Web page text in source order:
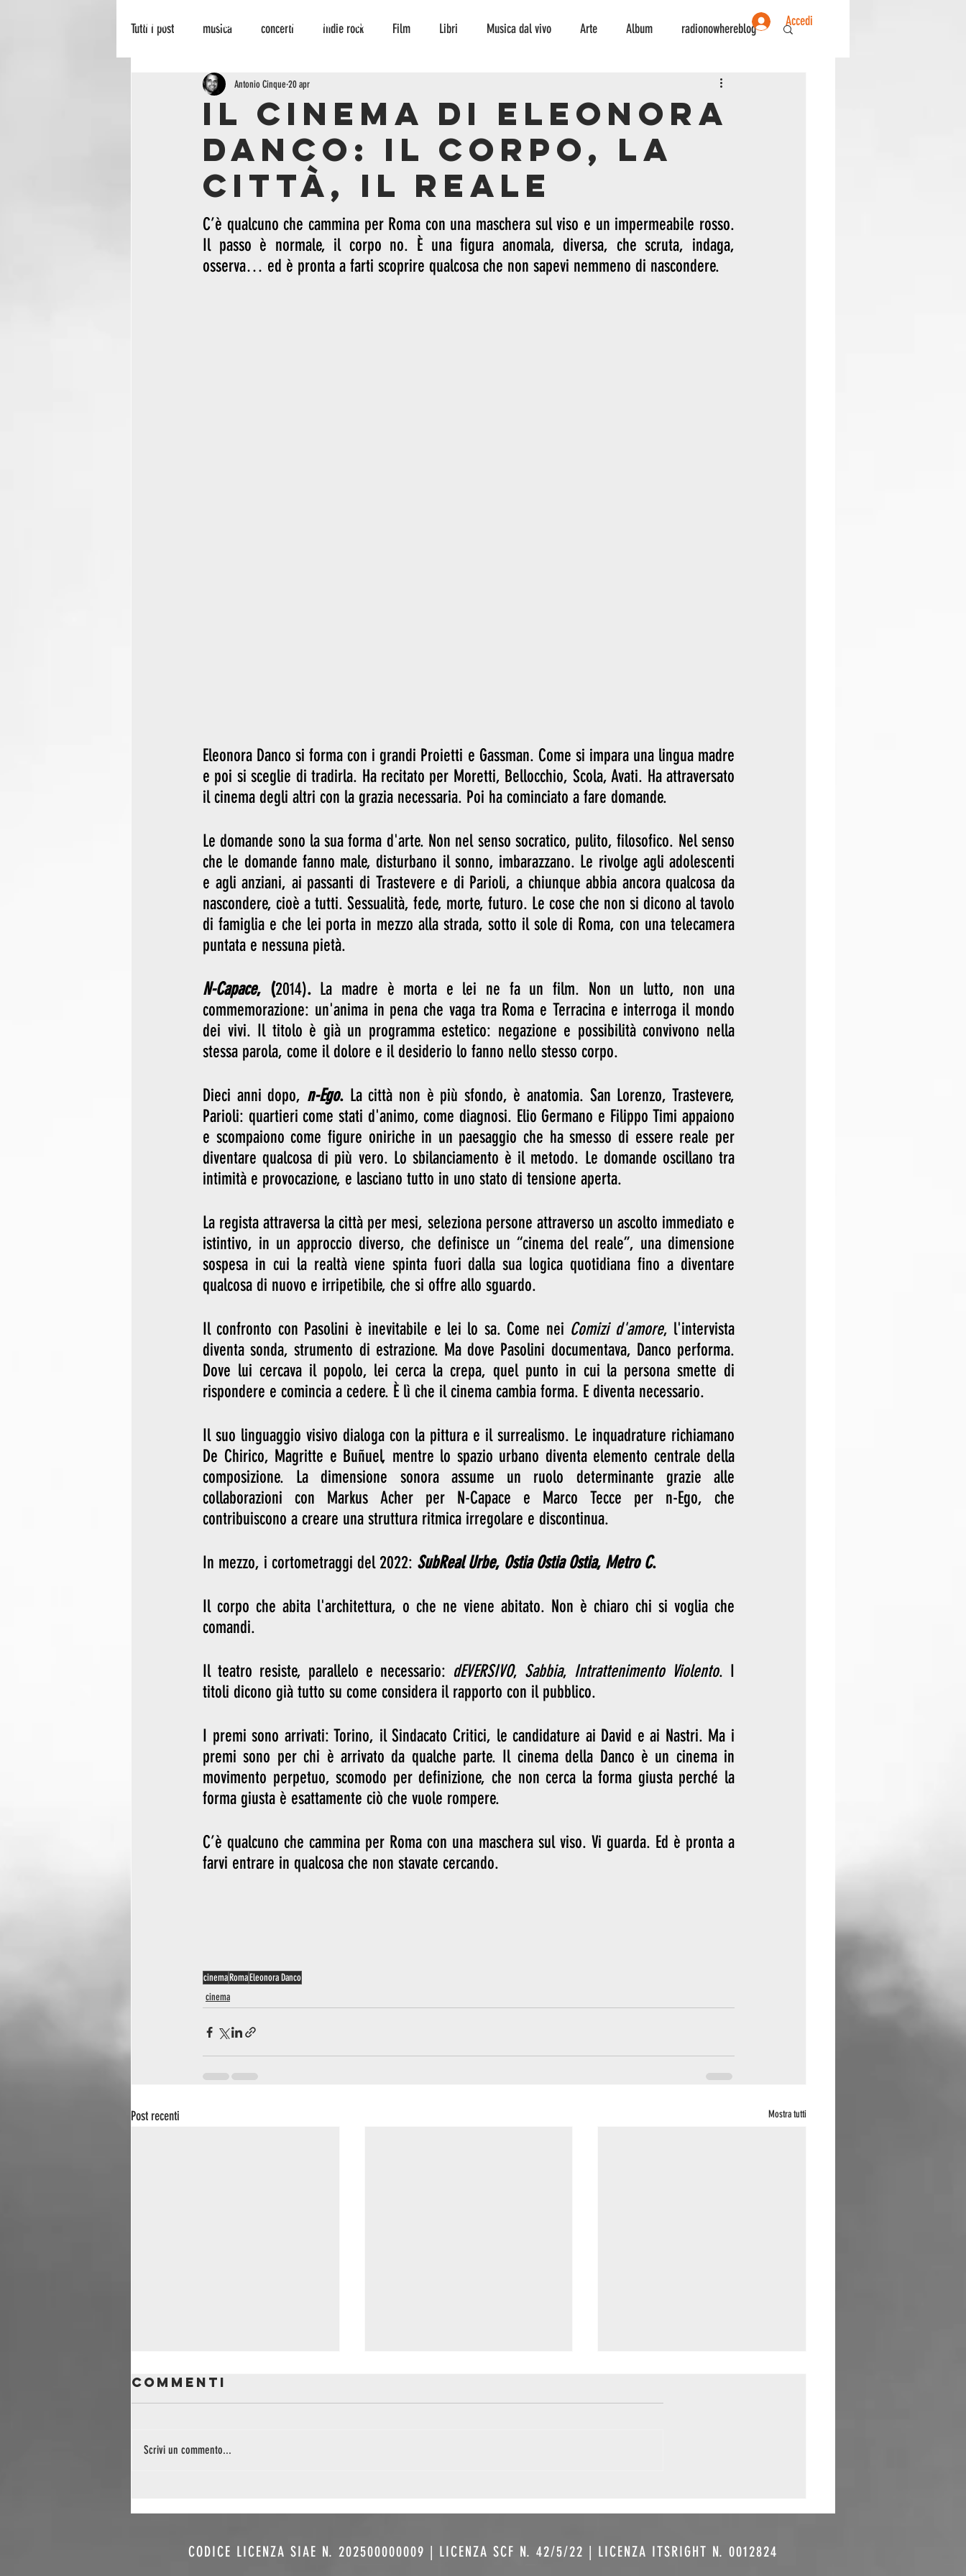
HOME BLOG PALINSESTO CONTATTI Accedi
Tutti i post musica concerti indie rock Film Libri Musica dal vivo Arte Album radionowhereblog
recensione radionowhere Sociologia
arte biografie escursionismo Musica jazz jazz
Il cinema di Eleonora
Danco: il corpo, la
città, il reale
Antonio Cinque 20 apr
C’è qualcuno che cammina per Roma con una maschera sul viso e un impermeabile rosso.
Il passo è normale, il corpo no. È una figura anomala, diversa, che scruta, indaga,
osserva… ed è pronta a farti scoprire qualcosa che non sapevi nemmeno di nascondere.
Eleonora Danco si forma con i grandi Proietti e Gassman. Come si impara una lingua madre
e poi si sceglie di tradirla. Ha recitato per Moretti, Bellocchio, Scola, Avati. Ha attraversato
il cinema degli altri con la grazia necessaria. Poi ha cominciato a fare domande.
Le domande sono la sua forma d'arte. Non nel senso socratico, pulito, filosofico. Nel senso
che le domande fanno male, disturbano il sonno, imbarazzano. Le rivolge agli adolescenti
e agli anziani, ai passanti di Trastevere e di Parioli, a chiunque abbia ancora qualcosa da
nascondere, cioè a tutti. Sessualità, fede, morte, futuro. Le cose che non si dicono al tavolo
di famiglia e che lei porta in mezzo alla strada, sotto il sole di Roma, con una telecamera
puntata e nessuna pietà.
N-Capace, (2014). La madre è morta e lei ne fa un film. Non un lutto, non una
commemorazione: un'anima in pena che vaga tra Roma e Terracina e interroga il mondo
dei vivi. Il titolo è già un programma estetico: negazione e possibilità convivono nella
stessa parola, come il dolore e il desiderio lo fanno nello stesso corpo.
Dieci anni dopo, n-Ego. La città non è più sfondo, è anatomia. San Lorenzo, Trastevere,
Parioli: quartieri come stati d'animo, come diagnosi. Elio Germano e Filippo Timi appaiono
e scompaiono come figure oniriche in un paesaggio che ha smesso di essere reale per
diventare qualcosa di più vero. Lo sbilanciamento è il metodo. Le domande oscillano tra
intimità e provocazione, e lasciano tutto in uno stato di tensione aperta.
La regista attraversa la città per mesi, seleziona persone attraverso un ascolto immediato e
istintivo, in un approccio diverso, che definisce un “cinema del reale”, una dimensione
sospesa in cui la realtà viene spinta fuori dalla sua logica quotidiana fino a diventare
qualcosa di nuovo e irripetibile, che si offre allo sguardo.
Il confronto con Pasolini è inevitabile e lei lo sa. Come nei Comizi d'amore, l'intervista
diventa sonda, strumento di estrazione. Ma dove Pasolini documentava, Danco performa.
Dove lui cercava il popolo, lei cerca la crepa, quel punto in cui la persona smette di
rispondere e comincia a cedere. È lì che il cinema cambia forma. E diventa necessario.
Il suo linguaggio visivo dialoga con la pittura e il surrealismo. Le inquadrature richiamano
De Chirico, Magritte e Buñuel, mentre lo spazio urbano diventa elemento centrale della
composizione. La dimensione sonora assume un ruolo determinante grazie alle
collaborazioni con Markus Acher per N-Capace e Marco Tecce per n-Ego, che
contribuiscono a creare una struttura ritmica irregolare e discontinua.
In mezzo, i cortometraggi del 2022: SubReal Urbe, Ostia Ostia Ostia, Metro C.
Il corpo che abita l'architettura, o che ne viene abitato. Non è chiaro chi si voglia che
comandi.
Il teatro resiste, parallelo e necessario: dEVERSIVO, Sabbia, Intrattenimento Violento. I
titoli dicono già tutto su come considera il rapporto con il pubblico.
I premi sono arrivati: Torino, il Sindacato Critici, le candidature ai David e ai Nastri. Ma i
premi sono per chi è arrivato da qualche parte. Il cinema della Danco è un cinema in
movimento perpetuo, scomodo per definizione, che non cerca la forma giusta perché la
forma giusta è esattamente ciò che vuole rompere.
C’è qualcuno che cammina per Roma con una maschera sul viso. Vi guarda. Ed è pronta a
farvi entrare in qualcosa che non stavate cercando.
cinemaRomaEleonora Danco
cinema
Post recenti Mostra tutti
Reno: Lorenzo
poesia
pellicola:
digitale ha
riscritto il
Nickel:la
recensione
Commenti
Scrivi un commento...
CODICE LICENZA SIAE N. 202500000009 | LICENZA SCF N. 42/5/22 | LICENZA ITSRIGHT N. 0012824